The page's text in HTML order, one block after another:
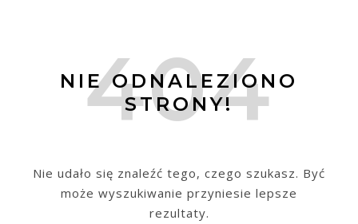
NIE ODNALEZIONO
STRONY!
Nie udało się znaleźć tego, czego szukasz. Być
może wyszukiwanie przyniesie lepsze
rezultaty.